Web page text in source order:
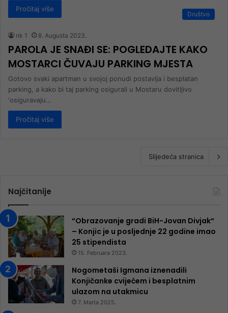
Pročitaj više
Društvo
nk 1 8. Augusta 2023.
PAROLA JE SNAĐI SE: POGLEDAJTE KAKO
MOSTARCI ČUVAJU PARKING MJESTA
Gotovo svaki apartman u svojoj ponudi postavlja i besplatan
parking, a kako bi taj parking osigurali u Mostaru dovitljivo
‘osiguravaju…
Pročitaj više
Slijedeća stranica
Najčitanije
“Obrazovanje gradi BiH-Jovan Divjak“
– Konjic je u posljednje 22 godine imao
25 ​​stipendista
15. Februara 2023.
Nogometaši Igmana iznenadili
Konjičanke cvijećem i besplatnim
ulazom na utakmicu
7. Marta 2025.